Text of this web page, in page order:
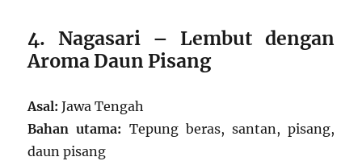
4. Nagasari – Lembut dengan
Aroma Daun Pisang
Asal: Jawa Tengah
Bahan utama: Tepung beras, santan, pisang,
daun pisang